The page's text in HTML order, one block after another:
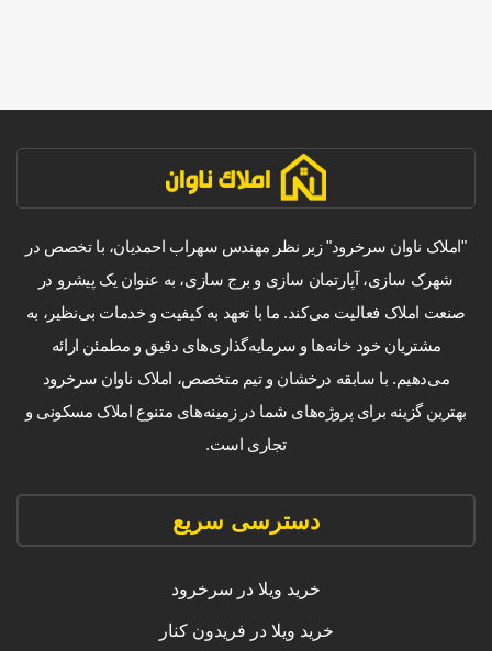
"املاک ناوان سرخرود" زیر نظر مهندس سهراب احمدیان، با تخصص در
شهرک سازی، آپارتمان سازی و برج سازی، به عنوان یک پیشرو در
صنعت املاک فعالیت می‌کند. ما با تعهد به کیفیت و خدمات بی‌نظیر، به
مشتریان خود خانه‌ها و سرمایه‌گذاری‌های دقیق و مطمئن ارائه
می‌دهیم. با سابقه درخشان و تیم متخصص، املاک ناوان سرخرود
بهترین گزینه برای پروژه‌های شما در زمینه‌های متنوع املاک مسکونی و
تجاری است.
دسترسی سریع
خرید ویلا در سرخرود
خرید ویلا در فریدون کنار